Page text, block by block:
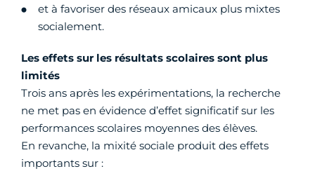
et à favoriser des réseaux amicaux plus mixtes
socialement.
Les effets sur les résultats scolaires sont plus
limités
Trois ans après les expérimentations, la recherche
ne met pas en évidence d’effet significatif sur les
performances scolaires moyennes des élèves.
En revanche, la mixité sociale produit des effets
importants sur :